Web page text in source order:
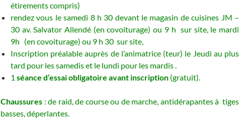
étirements compris)
rendez vous le samedi 8 h 30 devant le magasin de cuisines JM –
30 av. Salvator Allendé (en covoiturage) ou 9 h sur site, le mardi
9h (en covoiturage) ou 9 h 30 sur site,
Inscription préalable auprès de l’animatrice (teur) le Jeudi au plus
tard pour les samedis et le lundi pour les mardis .
1 séance d’essai obligatoire avant inscription (gratuit).
Chaussures : de raid, de course ou de marche, antidérapantes à tiges
basses, déperlantes.